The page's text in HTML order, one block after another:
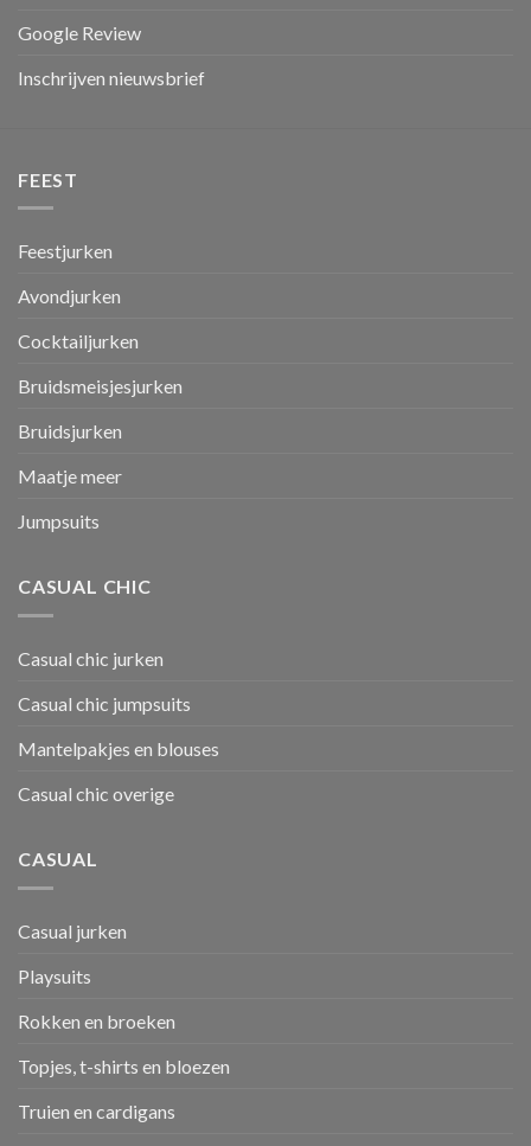
Google Review
Inschrijven nieuwsbrief
FEEST
Feestjurken
Avondjurken
Cocktailjurken
Bruidsmeisjesjurken
Bruidsjurken
Maatje meer
Jumpsuits
CASUAL CHIC
Casual chic jurken
Casual chic jumpsuits
Mantelpakjes en blouses
Casual chic overige
CASUAL
Casual jurken
Playsuits
Rokken en broeken
Topjes, t-shirts en bloezen
Truien en cardigans